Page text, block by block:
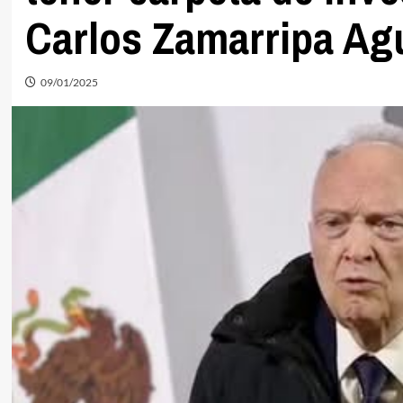
Carlos Zamarripa
09/01/2025